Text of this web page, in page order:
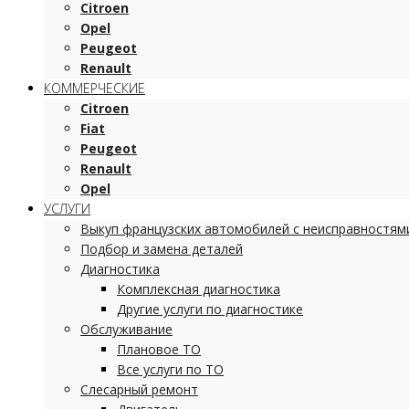
Citroen
Opel
Peugeot
Renault
КОММЕРЧЕСКИЕ
Citroen
Fiat
Peugeot
Renault
Opel
УСЛУГИ
Выкуп французских автомобилей с
Подбор и замена деталей
Диагностика
Комплексная диагностика
Другие услуги по диагностике
Обслуживание
Плановое ТО
Все услуги по ТО
Слесарный ремонт